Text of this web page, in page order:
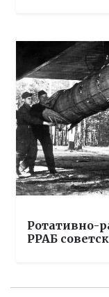
Ротативно-
РРАБ